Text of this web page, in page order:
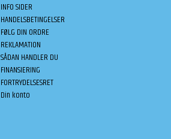
INFO SIDER
HANDELSBETINGELSER
FØLG DIN ORDRE
REKLAMATION
SÅDAN HANDLER DU
FINANSIERING
FORTRYDELSESRET
Din konto